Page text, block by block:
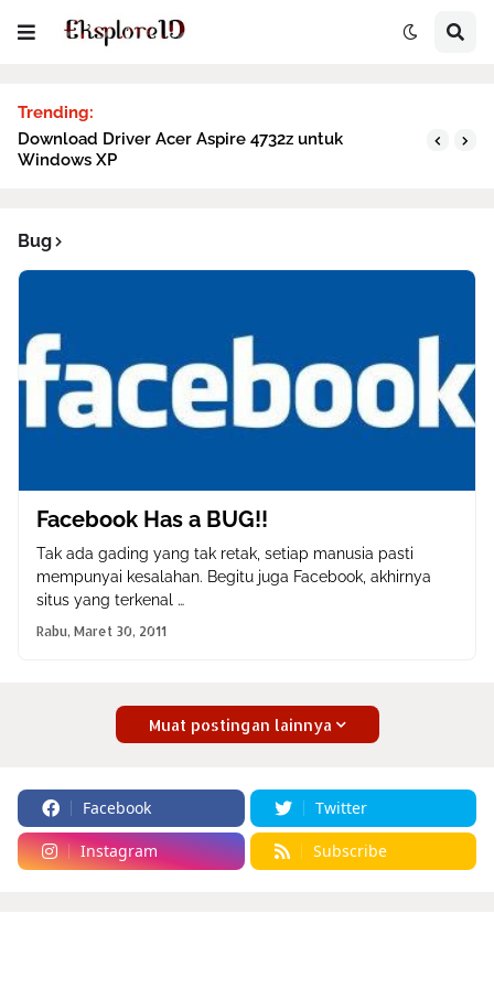
Trending:
Download Driver Acer Aspire 4732z untuk
Windows XP
Bug
Facebook Has a BUG!!
Tak ada gading yang tak retak, setiap manusia pasti
mempunyai kesalahan. Begitu juga Facebook, akhirnya
situs yang terkenal …
Rabu, Maret 30, 2011
Muat postingan lainnya
Facebook Twitter
Instagram Subscribe